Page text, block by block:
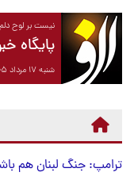
نیست بر لوح
پایگاه
شنبه ۱۷ مرداد ۱۴۰۵ برابر با ۰۸ آگوست ۲۰۲۶
ترامپ: جنگ لبنان هم